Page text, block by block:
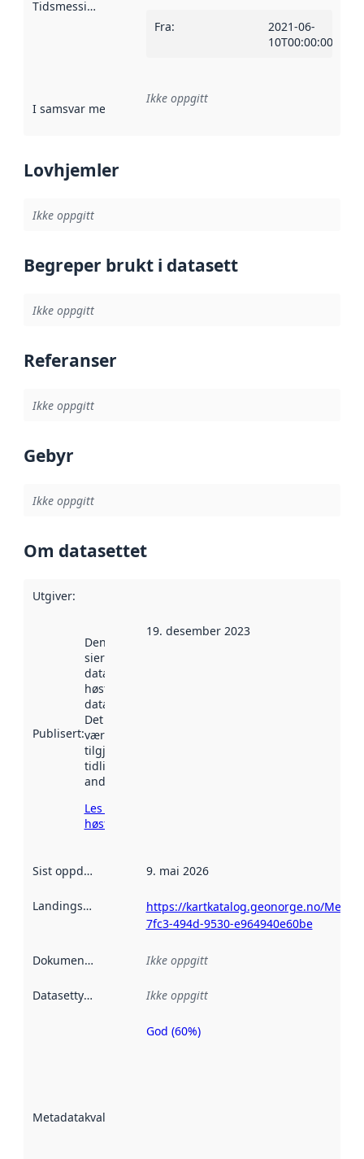
Tidsmessig avgrensning
Fra:
2021-06-
10T00:00:00Z
I samsvar med Referanse til en implementasjonsregel
Ikke oppgitt
Lovhjemler
Ikke oppgitt
Begreper brukt i datasett
Ikke oppgitt
Referanser
Ikke oppgitt
Gebyr
Ikke oppgitt
Om datasettet
Utgiver:
Publisert:
Denne datoen
sier når
datasettet ble
høstet av
data.norge.no.
Det kan ha
vært
tilgjengelig
tidligere
andre steder.
Les mer om
høsting her
19. desember 2023
Sist oppdatert 9. mai 2026
Landingsside
https://kartkatalog.geonorge.no/
7fc3-494d-9530-e964940e60be
Dokumentasjon Ikke oppgitt
Datasettype Ikke oppgitt
Metadatakvalitet
Metadatakvalitet
God (60%)